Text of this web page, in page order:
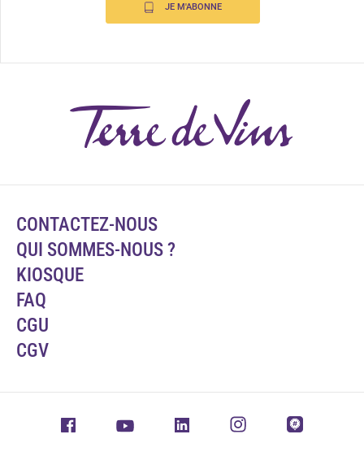
JE M'ABONNE
CONTACTEZ-NOUS
QUI SOMMES-NOUS ?
KIOSQUE
FAQ
CGU
CGV